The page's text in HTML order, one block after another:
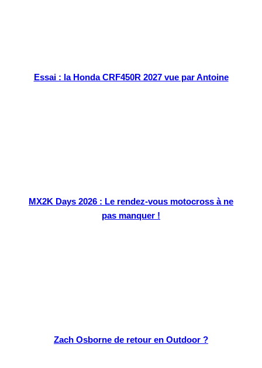
Essai : la Honda CRF450R 2027 vue par Antoine
MX2K Days 2026 : Le rendez-vous motocross à ne
pas manquer !
Zach Osborne de retour en Outdoor ?